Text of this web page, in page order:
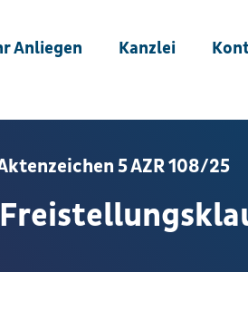
Anliegen Kanzlei
5 AZR 108/25